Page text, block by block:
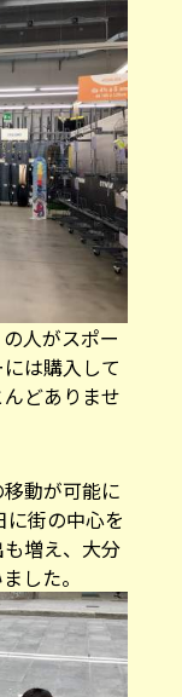
人がスポー
は購入して
どありませ
動が可能に
街の中心を
増え、大分
した。